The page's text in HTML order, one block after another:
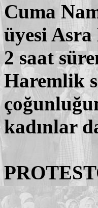
Cuma
üyesi
2 saat
Haremlik
kadınlar